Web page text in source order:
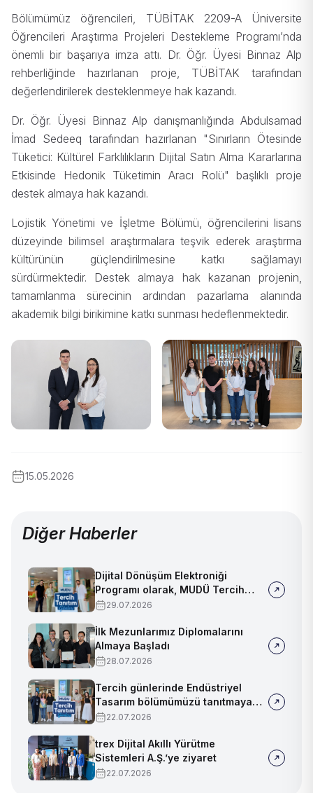
Bölümümüz öğrencileri, TÜBİTAK 2209-A Üniversite
Öğrencileri Araştırma Projeleri Destekleme Programı’nda
önemli bir başarıya imza attı. Dr. Öğr. Üyesi Binnaz Alp
rehberliğinde hazırlanan proje, TÜBİTAK tarafından
değerlendirilerek desteklenmeye hak kazandı.
Dr. Öğr. Üyesi Binnaz Alp danışmanlığında Abdulsamad
İmad Sedeeq tarafından hazırlanan "Sınırların Ötesinde
Tüketici: Kültürel Farklılıkların Dijital Satın Alma Kararlarına
Etkisinde Hedonik Tüketimin Aracı Rolü" başlıklı proje
destek almaya hak kazandı.
Lojistik Yönetimi ve İşletme Bölümü, öğrencilerini lisans
düzeyinde bilimsel araştırmalara teşvik ederek araştırma
kültürünün güçlendirilmesine katkı sağlamayı
sürdürmektedir. Destek almaya hak kazanan projenin,
tamamlanma sürecinin ardından pazarlama alanında
akademik bilgi birikimine katkı sunması hedeflenmektedir.
15.05.2026
Diğer Haberler
Dijital Dönüşüm Elektroniği
Programı olarak, MUDÜ Tercih
Tanıtım Günleri'nde biz de
29.07.2026
İlk Mezunlarımız Diplomalarını
Almaya Başladı
28.07.2026
Tercih günlerinde Endüstriyel
Tasarım bölümümüzü tanıtmaya
devam ediyoruz!
22.07.2026
trex Dijital Akıllı Yürütme
Sistemleri A.Ş.’ye ziyaret
22.07.2026